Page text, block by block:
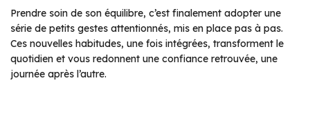
Prendre soin de son équilibre, c’est finalement adopter une
série de petits gestes attentionnés, mis en place pas à pas.
Ces nouvelles habitudes, une fois intégrées, transforment le
quotidien et vous redonnent une confiance retrouvée, une
journée après l’autre.